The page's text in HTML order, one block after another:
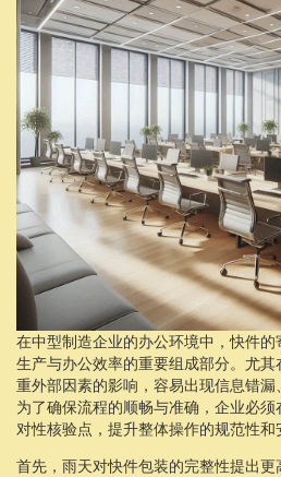
在中型制造企业的办公环境中，快件
生产与办公效率的重要组成部分。尤
重外部因素的影响，容易出现信息错漏
为了确保流程的顺畅与准确，企业必
对性核验点，提升整体操作的规范性和
首先，雨天对快件包装的完整性提出